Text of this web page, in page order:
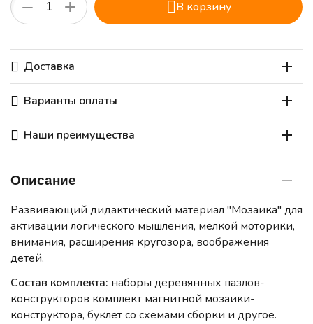
+
− В корзину
Доставка
Варианты оплаты
Наши преимущества
Описание
Развивающий дидактический материал "Мозаика" для
активации логического мышления, мелкой моторики,
внимания, расширения кругозора, воображения
детей.
Состав комплекта: наборы деревянных пазлов-
конструкторов комплект магнитной мозаики-
конструктора, буклет со схемами сборки и другое.